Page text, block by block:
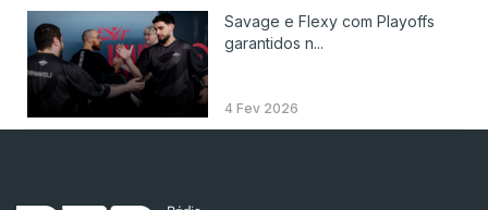
Savage e Flexy com Playoffs
garantidos n...
4 Fev 2026